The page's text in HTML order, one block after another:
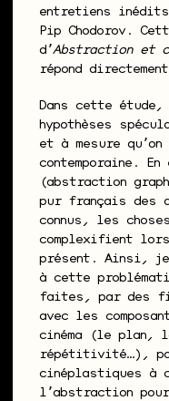
entretiens
Pip Chodorov.
dʼAbstraction et
répond
Dans cette
hypothèses
et à mesure
contemporaine.
(abstraction
pur français des
connus, les
complexifient
présent. Ainsi,
à cette
faites, par des
avec les
cinéma (le plan,
répétitivité…),
cinéplastiques à
lʼabstraction